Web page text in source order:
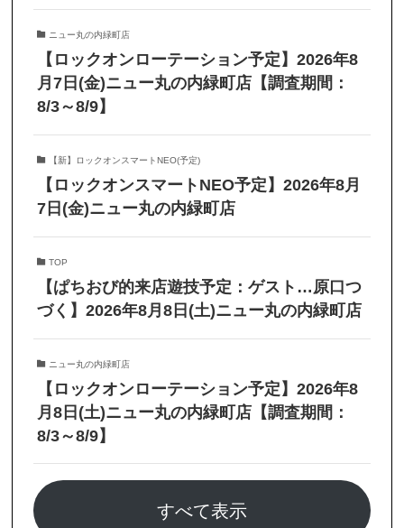
ニュー丸の内緑町店
【ロックオンローテーション予定】2026年8
月7日(金)ニュー丸の内緑町店【調査期間：
8/3～8/9】
【新】ロックオンスマートNEO(予定)
【ロックオンスマートNEO予定】2026年8月
7日(金)ニュー丸の内緑町店
TOP
【ぱちおび的来店遊技予定：ゲスト…原口つ
づく】2026年8月8日(土)ニュー丸の内緑町店
ニュー丸の内緑町店
【ロックオンローテーション予定】2026年8
月8日(土)ニュー丸の内緑町店【調査期間：
8/3～8/9】
すべて表示